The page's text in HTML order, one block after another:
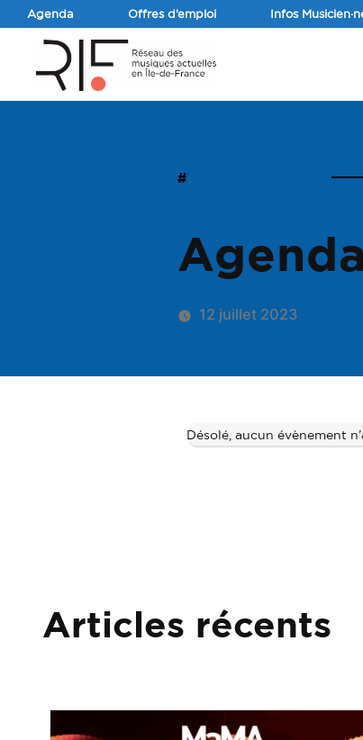
Agenda Offres d’emploi Infos
#
Agenda
12 juillet 2023
Désolé, aucun évènement
Articles récents